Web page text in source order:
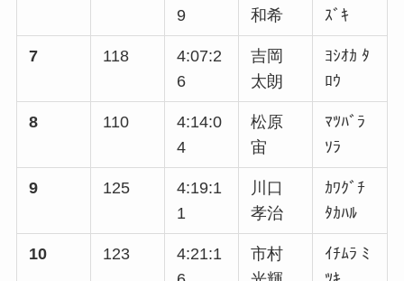
9
和希
ｽﾞｷ
7 118
4:07:2
6
吉岡
太朗
ﾖｼｵｶ ﾀ
ﾛｳ
8 110
4:14:0
4
松原
宙
ﾏﾂﾊﾞﾗ
ｿﾗ
9 125
4:19:1
1
川口
孝治
ｶﾜｸﾞﾁ
ﾀｶﾊﾙ
10 123
4:21:1
市村
ｲﾁﾑﾗ ﾐ